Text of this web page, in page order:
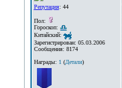
Репутация: 44
Пол:
Гороскоп:
Китайский:
Зарегистрирован: 05.03.2006
Сообщения: 8174
Награды: 1(Детали)